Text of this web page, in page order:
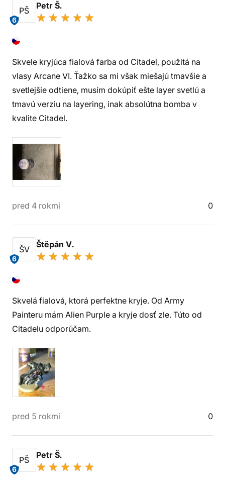
PŠ
6
Petr Š.
Skvele kryjúca fialová farba od Citadel, použitá na
vlasy Arcane VI. Ťažko sa mi však miešajú tmavšie a
svetlejšie odtiene, musím dokúpiť ešte layer svetlú a
tmavú verziu na layering, inak absolútna bomba v
kvalite Citadel.
pred 4 rokmi 0
ŠV
6
Štěpán V.
Skvelá fialová, ktorá perfektne kryje. Od Army
Painteru mám Alien Purple a kryje dosť zle. Túto od
Citadelu odporúčam.
pred 5 rokmi 0
PŠ
6
Petr Š.